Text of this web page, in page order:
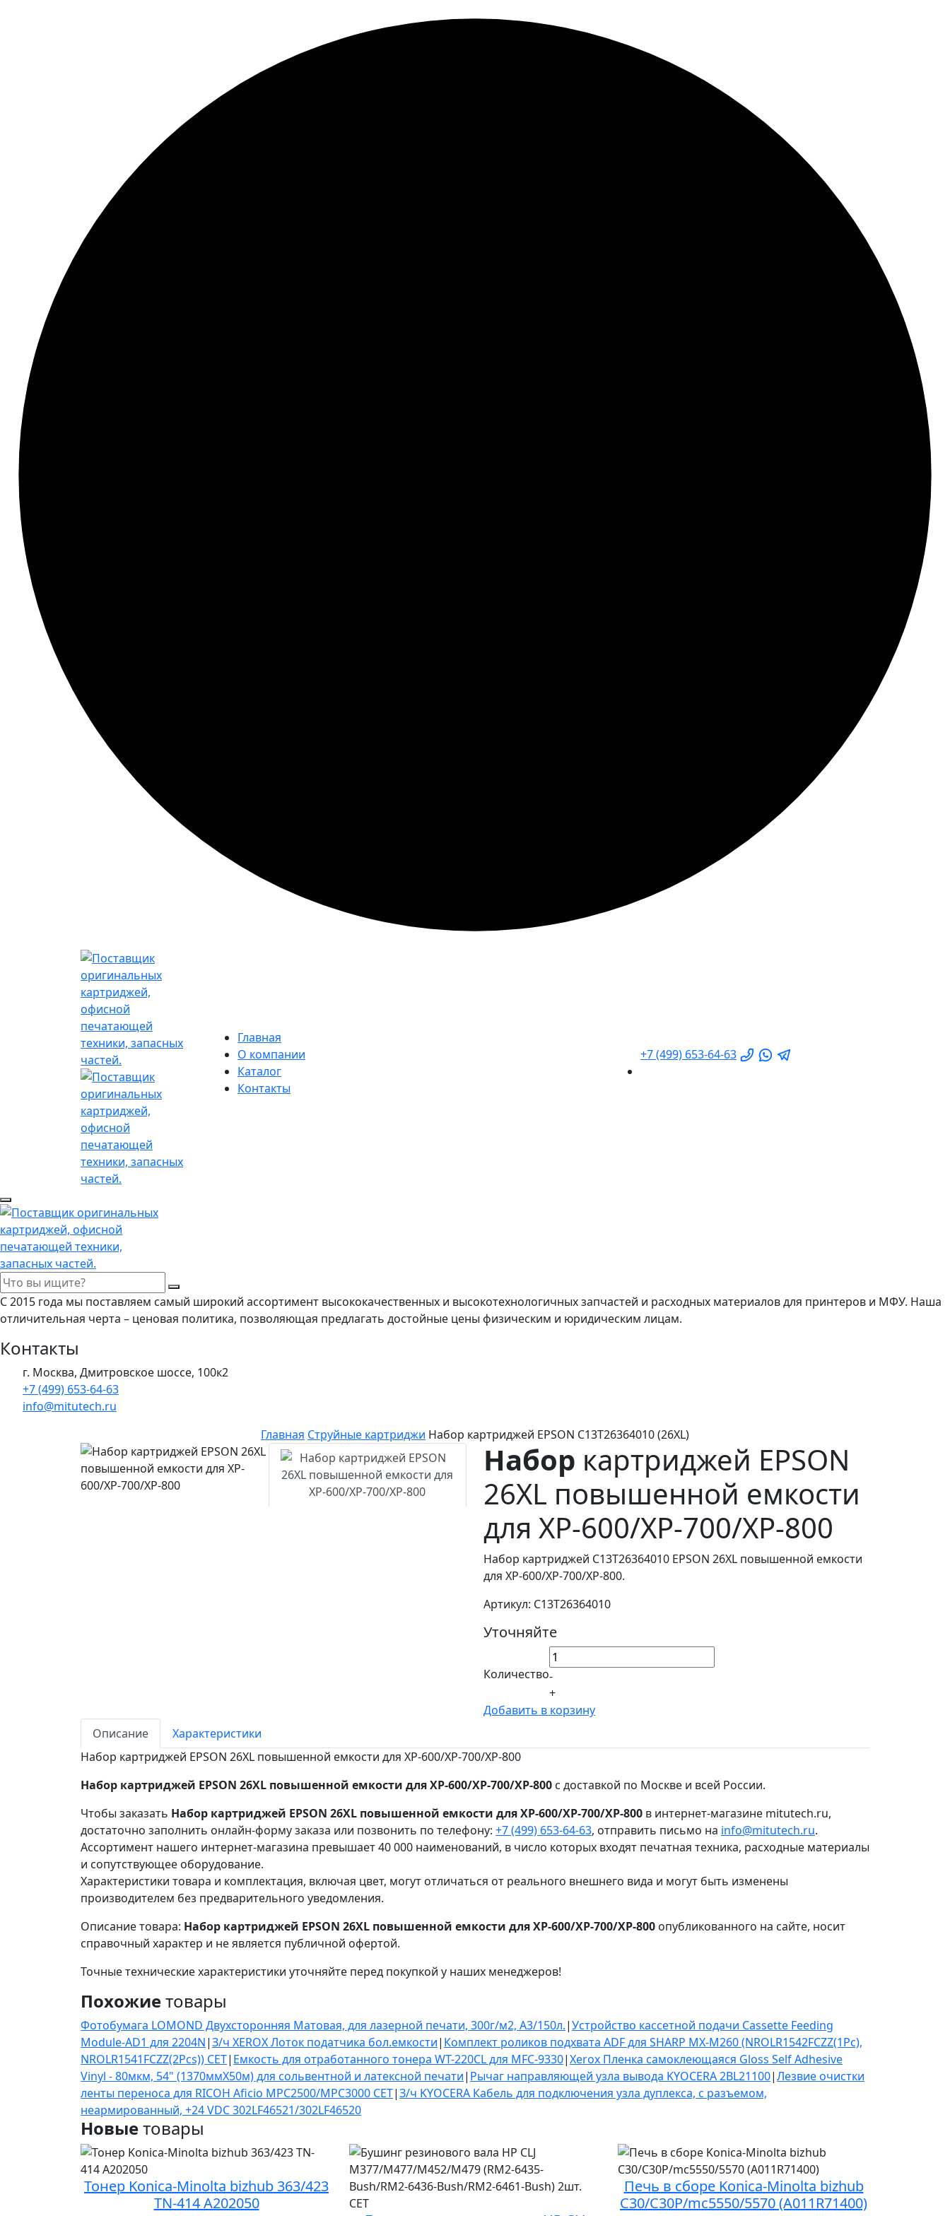
Главная
О компании
Каталог
Контакты
+7 (499) 653-64-63
С 2015 года мы поставляем самый широкий ассортимент высококачественных и высокотехнологичных запчастей и расходных материалов для принтеров и МФУ. Наша
отличительная черта – ценовая политика, позволяющая предлагать достойные цены физическим и юридическим лицам.
Контакты
г. Москва, Дмитровское шоссе, 100к2
+7 (499) 653-64-63
info@mitutech.ru
Главная Струйные картриджи Набор картриджей EPSON C13T26364010 (26XL)
Набор картриджей EPSON
26XL повышенной емкости
для XP-600/XP-700/XP-800
Набор картриджей C13T26364010 EPSON 26XL повышенной емкости
для XP-600/XP-700/XP-800.
Артикул: C13T26364010
Уточняйте
Количество-
+
Добавить в корзину
Описание
Характеристики
Набор картриджей EPSON 26XL повышенной емкости для XP-600/XP-700/XP-800
Набор картриджей EPSON 26XL повышенной емкости для XP-600/XP-700/XP-800 с доставкой по Москве и всей России.
Чтобы заказать Набор картриджей EPSON 26XL повышенной емкости для XP-600/XP-700/XP-800 в интернет-магазине mitutech.ru,
достаточно заполнить онлайн-форму заказа или позвонить по телефону: +7 (499) 653-64-63, отправить письмо на info@mitutech.ru.
Ассортимент нашего интернет-магазина превышает 40 000 наименований, в число которых входят печатная техника, расходные материалы
и сопутствующее оборудование.
Характеристики товара и комплектация, включая цвет, могут отличаться от реального внешнего вида и могут быть изменены
производителем без предварительного уведомления.
Описание товара: Набор картриджей EPSON 26XL повышенной емкости для XP-600/XP-700/XP-800 опубликованного на сайте, носит
справочный характер и не является публичной офертой.
Точные технические характеристики уточняйте перед покупкой у наших менеджеров!
Похожиетовары
Фотобумага LOMOND Двухсторонняя Матовая, для лазерной печати, 300г/м2, A3/150л.|Устройство кассетной подачи Cassette Feeding
Module-AD1 для 2204N|З/ч XEROX Лоток податчика бол.емкости| Комплект роликов подхвата ADF для SHARP MX-M260 (NROLR1542FCZZ(1Pc),
NROLR1541FCZZ(2Pcs)) CET| Емкость для отработанного тонера WT-220CL для MFC-9330|Xerox Пленка самоклеющаяся Gloss Self Adhesive
Vinyl - 80мкм, 54" (1370ммX50м) для сольвентной и латексной печати| Рычаг направляющей узла вывода KYOCERA 2BL21100|Лезвие очистки
ленты переноса для RICOH Aficio MPC2500/MPC3000 CET|З/ч KYOCERA Кабель для подключения узла дуплекса, с разъемом,
неармированный, +24 VDC 302LF46521/302LF46520
Новыетовары
Тонер Konica-Minolta bizhub 363/423
TN-414 A202050
Печь в сборе Konica-Minolta bizhub
C30/C30P/mc5550/5570 (A011R71400)